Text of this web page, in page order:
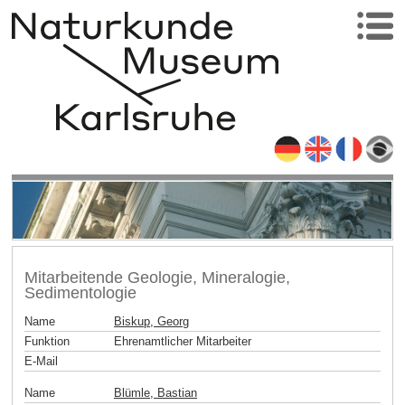
Mitarbeitende Geologie, Mineralogie,
Sedimentologie
Name
Biskup, Georg
Funktion
Ehrenamtlicher Mitarbeiter
E-Mail
Name Blümle, Bastian